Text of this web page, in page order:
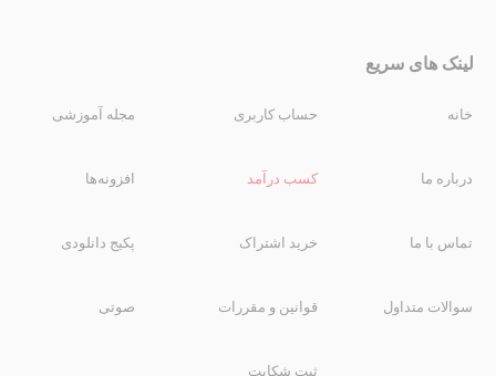
لینک های سریع
خانه
درباره ما
تماس با ما
سوالات متداول
حساب کاربری
کسب درآمد
خرید اشتراک
قوانین و مقررات
ثبت شکایت
مجله آموزشی
افزونه‌ها
پکیج دانلودی
صوتی